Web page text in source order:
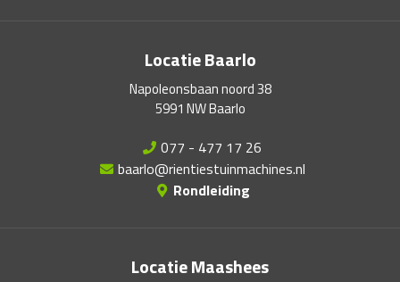
Locatie Baarlo
Napoleonsbaan noord 38
5991 NW Baarlo
077 - 477 17 26
baarlo@rientiestuinmachines.nl
Rondleiding
Locatie Maashees